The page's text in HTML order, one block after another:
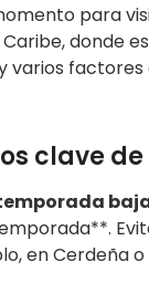
para
donde
varios
clave
en Cerdeña